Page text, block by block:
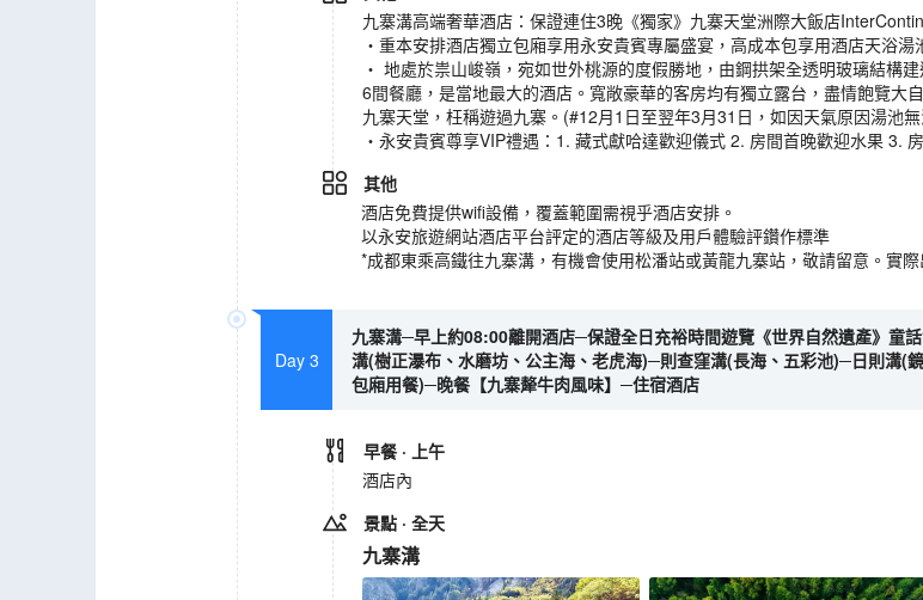
九寨溝高端奢華酒店：保證連住3晚《獨家》九寨天堂洲際大飯店
‧重本安排酒店獨立包廂享用永安貴賓專屬盛宴，高成本包享用酒店天浴湯
‧ 地處於祟山峻嶺，宛如世外桃源的度假勝地，由鋼拱架全透明玻璃結構
6間餐廳，是當地最大的酒店。寬敞豪華的客房均有獨立露台，盡情飽覽
九寨天堂，枉稱遊過九寨。(#12月1日至翌年3月31日，如因天氣原因湯池
‧永安貴賓尊享VIP禮遇：1. 藏式獻哈達歡迎儀式 2. 房間首晚歡迎水果 3.
其他
酒店免費提供wifi設備，覆蓋範圍需視乎酒店安排。
以永安旅遊網站酒店平台評定的酒店等級及用戶體驗評鑽作標準
*成都東乘高鐵往九寨溝，有機會使用松潘站或黃龍九寨站，敬請留意。實際
Day 3
九寨溝─早上約08:00離開酒店─保證全日充裕時間遊覽《世界自然遺產》童
溝(樹正瀑布、水磨坊、公主海、老虎海)─則查窪溝(長海、五彩池)─日則溝(
包廂用餐)─晚餐【九寨犛牛肉風味】─住宿酒店
早餐 · 上午
酒店內
景點 · 全天
九寨溝